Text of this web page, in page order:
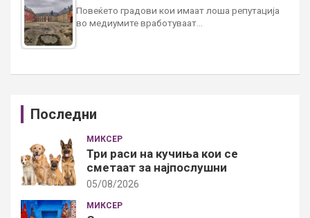
Повеќето градови кои имаат лоша репутација
во медиумите вработуваат…
Последни
МИКСЕР
Три раси на кучиња кои се
сметаат за најпослушни
05/08/2026
МИКСЕР